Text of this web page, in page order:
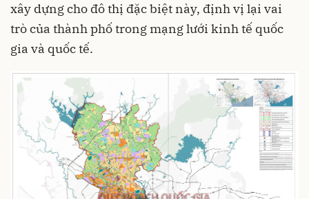
xây dựng cho đô thị đặc biệt này, định vị lại vai
trò của thành phố trong mạng lưới kinh tế quốc
gia và quốc tế.